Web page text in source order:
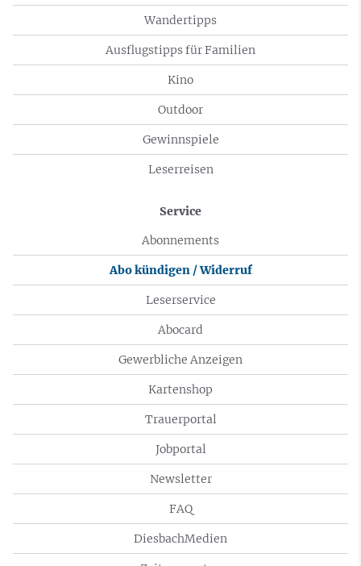
Wandertipps
Ausflugstipps für Familien
Kino
Outdoor
Gewinnspiele
Leserreisen
Service
Abonnements
Abo kündigen / Widerruf
Leserservice
Abocard
Gewerbliche Anzeigen
Kartenshop
Trauerportal
Jobportal
Newsletter
FAQ
DiesbachMedien